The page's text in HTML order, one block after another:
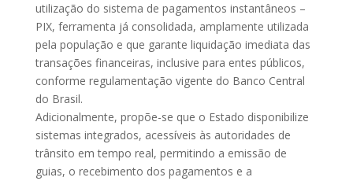
utilização do sistema de pagamentos instantâneos –
PIX, ferramenta já consolidada, amplamente utilizada
pela população e que garante liquidação imediata das
transações financeiras, inclusive para entes públicos,
conforme regulamentação vigente do Banco Central
do Brasil.
Adicionalmente, propõe-se que o Estado disponibilize
sistemas integrados, acessíveis às autoridades de
trânsito em tempo real, permitindo a emissão de
guias, o recebimento dos pagamentos e a